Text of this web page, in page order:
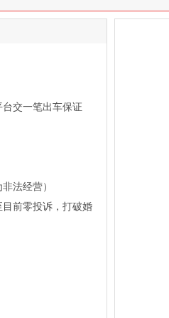
交一笔出车保证
法经营）
前零投诉，打破婚